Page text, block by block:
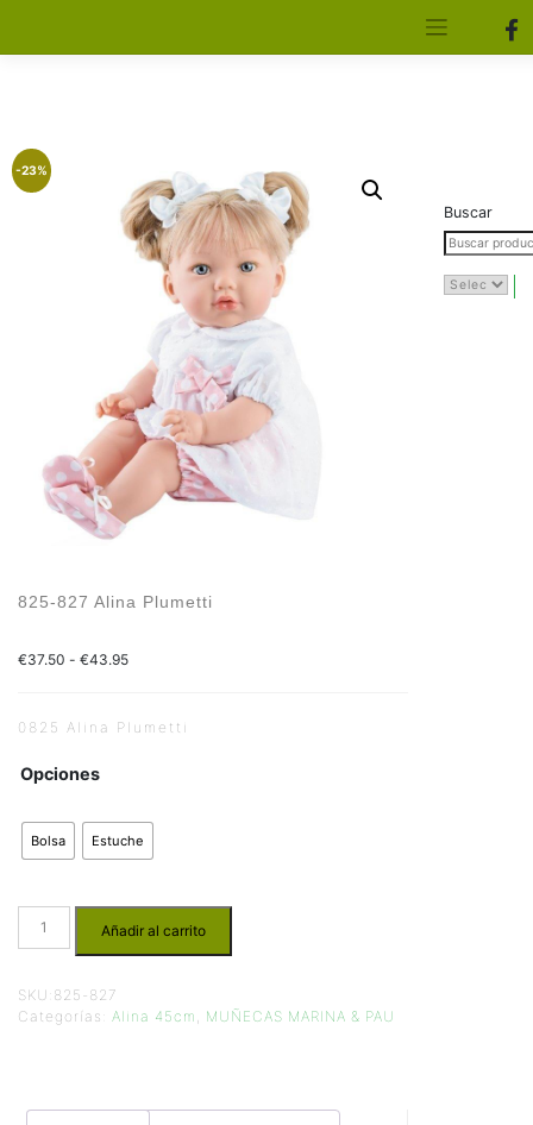
-23%
825-827 Alina Plumetti
€37.50 - €43.95
0825 Alina Plumetti
Opciones
Bolsa Estuche
Añadir al carrito
SKU: 825-827
Categorías: Alina 45cm MUÑECAS MARINA & PAU
Buscar